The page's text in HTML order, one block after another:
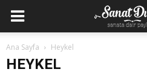
Ana Sayfa Heykel
HEYKEL